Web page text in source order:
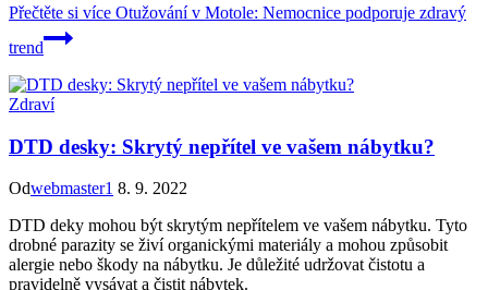
Přečtěte si více Otužování v Motole: Nemocnice podporuje zdravý
trend
Zdraví
DTD desky: Skrytý nepřítel ve vašem nábytku?
Odwebmaster1 8. 9. 2022
DTD deky mohou být skrytým nepřítelem ve vašem nábytku. Tyto
drobné parazity se živí organickými materiály a mohou způsobit
alergie nebo škody na nábytku. Je důležité udržovat čistotu a
pravidelně vysávat a čistit nábytek.